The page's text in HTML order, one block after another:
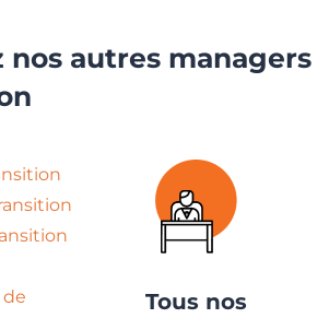
nos autres managers
Tous nos